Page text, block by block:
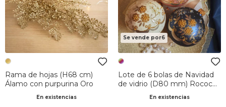
Rama de hojas (H68 cm)
Álamo con purpurina Oro
En existencias
Se vende por6
Lote de 6 bolas de Navidad
de vidrio (D80 mm) Rococó
MulticolorEn existencias